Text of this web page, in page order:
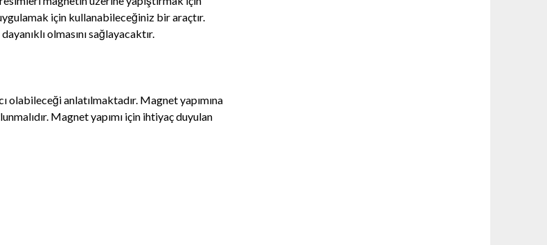
için kullanabileceğiniz bir araçtır.
olmasını sağlayacaktır.
olabileceği anlatılmaktadır. Magnet yapımına
Magnet yapımı için ihtiyaç duyulan